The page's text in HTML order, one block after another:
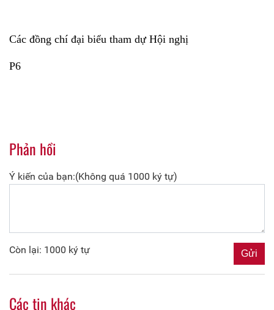
Các đồng chí đại biểu tham dự Hội nghị
P6
Phản hồi
Ý kiến của bạn:(Không quá 1000 ký tự)
Còn lại: 1000 ký tự
Các tin khác